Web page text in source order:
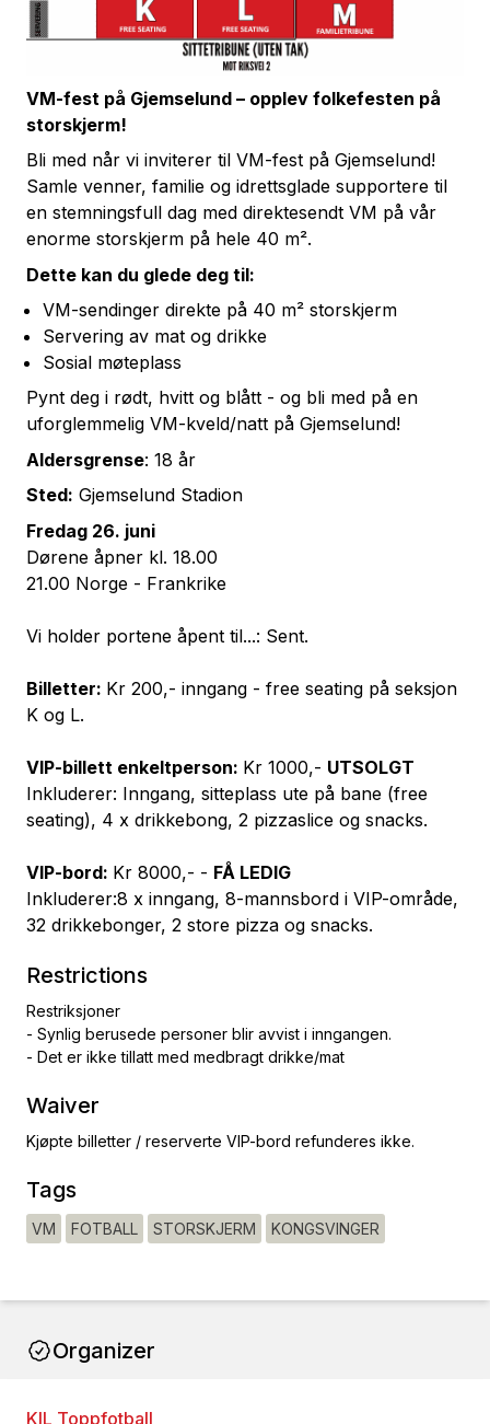
VM-fest på Gjemselund – opplev folkefesten på
storskjerm!
Bli med når vi inviterer til VM-fest på Gjemselund!
Samle venner, familie og idrettsglade supportere til
en stemningsfull dag med direktesendt VM på vår
enorme storskjerm på hele 40 m².
Dette kan du glede deg til:
VM-sendinger direkte på 40 m² storskjerm
Servering av mat og drikke
Sosial møteplass
Pynt deg i rødt, hvitt og blått - og bli med på en
uforglemmelig VM-kveld/natt på Gjemselund!
Aldersgrense: 18 år
Sted: Gjemselund Stadion
Fredag 26. juni
Dørene åpner kl. 18.00
21.00 Norge - Frankrike
Vi holder portene åpent til...: Sent.
Billetter: Kr 200,- inngang - free seating på seksjon
K og L.
VIP-billett enkeltperson: Kr 1000,- UTSOLGT
Inkluderer: Inngang, sitteplass ute på bane (free
seating), 4 x drikkebong, 2 pizzaslice og snacks.
VIP-bord: Kr 8000,- - FÅ LEDIG
Inkluderer:8 x inngang, 8-mannsbord i VIP-område,
32 drikkebonger, 2 store pizza og snacks.
Restrictions
Restriksjoner
- Synlig berusede personer blir avvist i inngangen.
- Det er ikke tillatt med medbragt drikke/mat
Waiver
Kjøpte billetter / reserverte VIP-bord refunderes ikke.
Tags
VM FOTBALL STORSKJERM KONGSVINGER
Organizer
KIL Toppfotball